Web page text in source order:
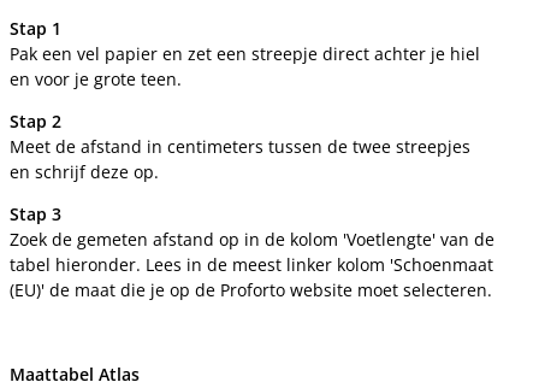
Stap 1
Pak een vel papier en zet een streepje direct achter je hiel
en voor je grote teen.
Stap 2
Meet de afstand in centimeters tussen de twee streepjes
en schrijf deze op.
Stap 3
Zoek de gemeten afstand op in de kolom 'Voetlengte' van de
tabel hieronder. Lees in de meest linker kolom 'Schoenmaat
(EU)' de maat die je op de Proforto website moet selecteren.
Maattabel Atlas